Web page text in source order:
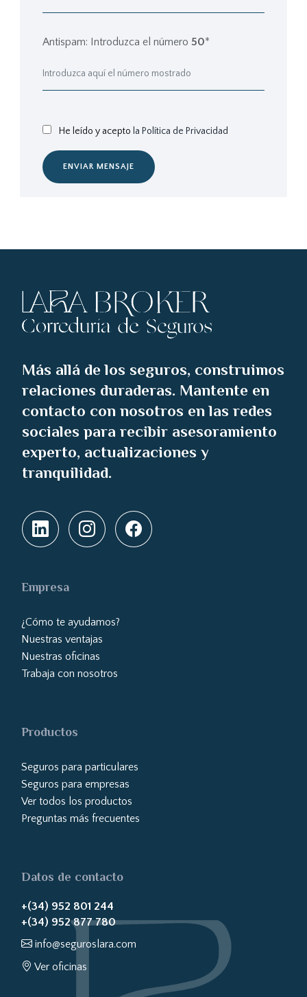
Antispam: Introduzca el número 50*
He leído y acepto la Política de Privacidad
ENVIAR MENSAJE
Más allá de los seguros, construimos
relaciones duraderas. Mantente en
contacto con nosotros en las redes
sociales para recibir asesoramiento
experto, actualizaciones y
tranquilidad.
Empresa
¿Cómo te ayudamos?
Nuestras ventajas
Nuestras oficinas
Trabaja con nosotros
Productos
Seguros para particulares
Seguros para empresas
Ver todos los productos
Preguntas más frecuentes
Datos de contacto
+(34) 952 801 244
+(34) 952 877 780
info@seguroslara.com
Ver oficinas